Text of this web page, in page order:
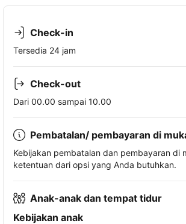
Check-in
Tersedia 24 jam
Check-out
Dari 00.00 sampai 10.00
Pembatalan/ pembayaran di
Kebijakan pembatalan dan pembayaran
ketentuan dari opsi yang Anda butuhkan.
Anak-anak dan tempat tidur
Kebijakan anak